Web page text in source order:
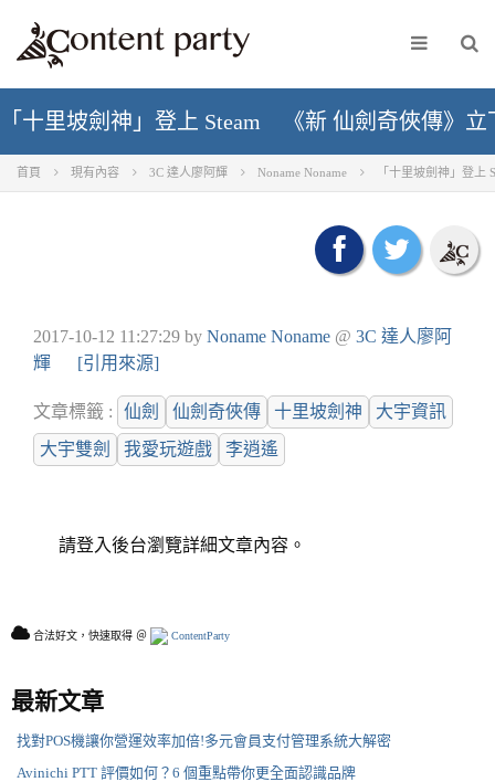
「十里坡劍神」登上 Steam 《新 仙劍奇俠傳》
首頁 現有內容 3C 達人廖阿輝 Noname Noname 「十里坡劍神」登
2017-10-12 11:27:29 by Noname Noname @ 3C 達人廖阿
輝
[引用來源]
文章標籤 : 仙劍 仙劍奇俠傳 十里坡劍神
大宇資訊
大宇雙劍
我愛玩遊戲 李逍遙
請登入後台瀏覽詳細文章內容。
合法好文，快速取得 ＠ ContentParty
最新文章
找對POS機讓你營運效率加倍!多元會員支付管理系統大解密
Avinichi PTT 評價如何？6 個重點帶你更全面認識品牌